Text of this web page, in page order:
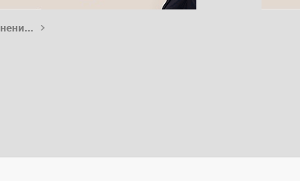
Работа с лошадью: тренировки, упражнения, лайфхаки